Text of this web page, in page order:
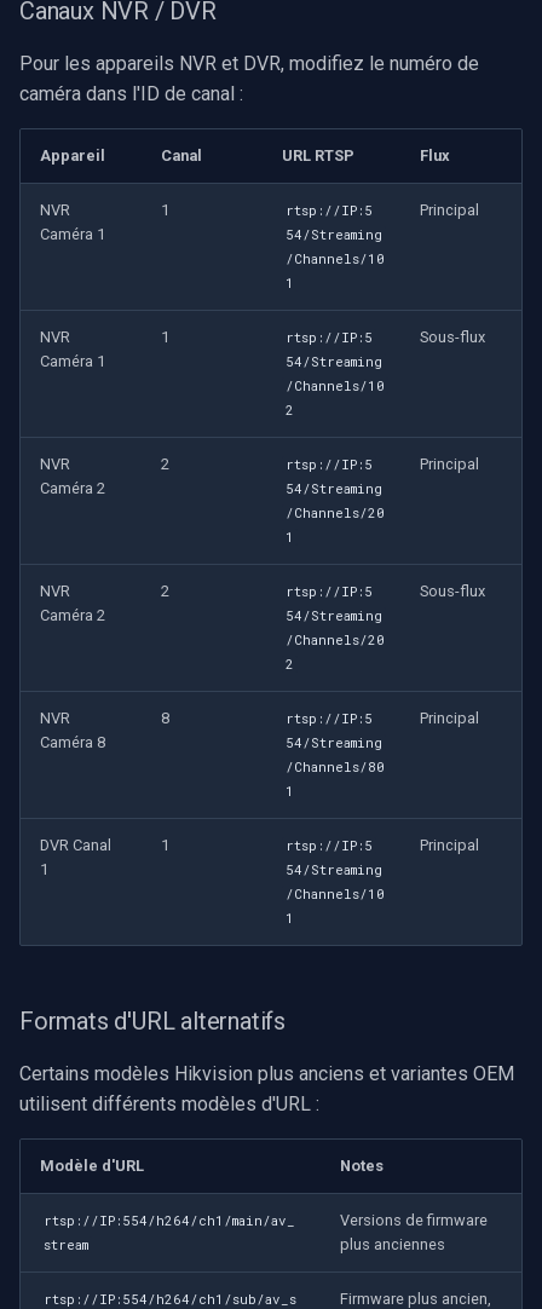
Canaux NVR / DVR
Pour les appareils NVR et DVR, modifiez le numéro de
caméra dans l'ID de canal :
Appareil Canal URL RTSP Flux
NVR
Caméra 1
1
rtsp://IP:5
54/Streaming
/Channels/10
1
Principal
NVR
Caméra 1
1
rtsp://IP:5
54/Streaming
/Channels/10
2
Sous-flux
NVR
Caméra 2
2
rtsp://IP:5
54/Streaming
/Channels/20
1
Principal
NVR
Caméra 2
2
rtsp://IP:5
54/Streaming
/Channels/20
2
Sous-flux
NVR
Caméra 8
8
rtsp://IP:5
54/Streaming
/Channels/80
1
Principal
DVR Canal
1
1
rtsp://IP:5
54/Streaming
/Channels/10
1
Principal
Formats d'URL alternatifs
Certains modèles Hikvision plus anciens et variantes OEM
utilisent différents modèles d'URL :
Modèle d'URL Notes
rtsp://IP:554/h264/ch1/main/av_
stream
Versions de firmware
plus anciennes
rtsp://IP:554/h264/ch1/sub/av_s
Firmware plus ancien,